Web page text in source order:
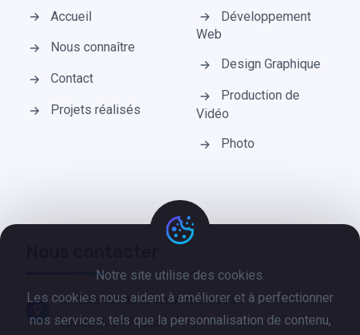
Accueil
Nous connaître
Contact
Projets réalisés
Développement
Web
Design Graphique
Production de
Vidéo
Photo
16, Chemin de la Charrette 30630
Goudargues France
Notre site utilise des cookies.
Les cookies nous aident à améliorer et à perfectionner
nos services, tels que la personnalisation de contenu,